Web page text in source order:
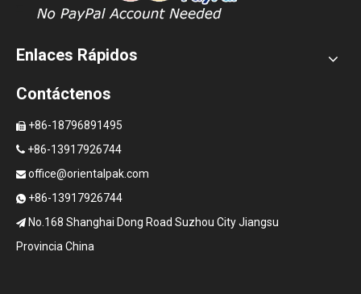
Enlaces Rápidos
Contáctenos
 +86-18796891495
 +86-13917926744
 office@orientalpak.com
 +86-13917926744
 No.168 Shanghai Dong Road Suzhou City Jiangsu
Provincia China